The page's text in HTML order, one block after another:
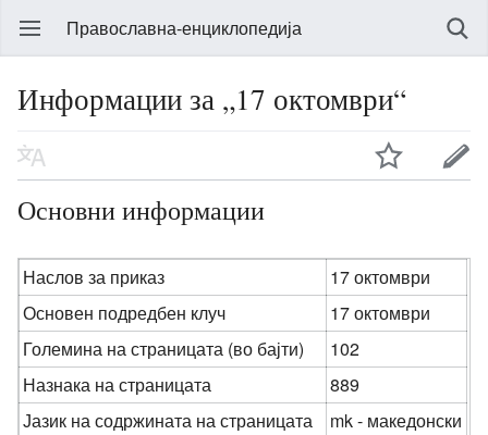
Православна-енциклопедија
Информации за „17 октомври“
Основни информации
Наслов за приказ
17 октомври
Основен подредбен клуч
17 октомври
Големина на страницата (во бајти)
102
Назнака на страницата
889
Јазик на содржината на страницата
mk - македонски